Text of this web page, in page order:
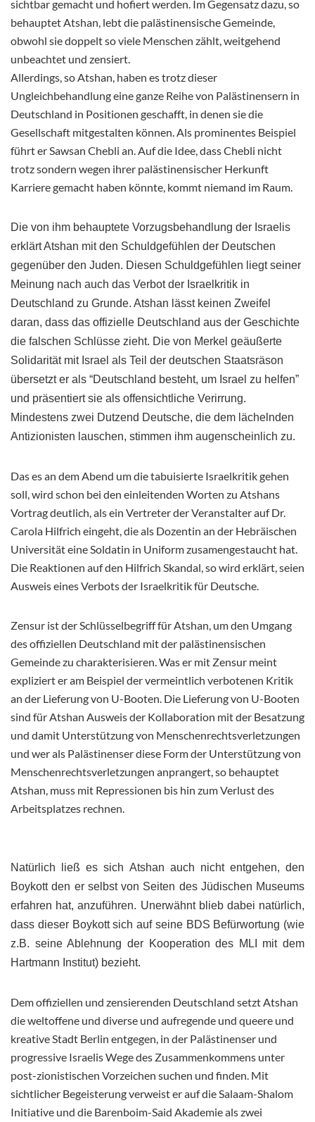
sichtbar gemacht und hofiert werden. Im Gegensatz dazu, so
behauptet Atshan, lebt die palästinensische Gemeinde,
obwohl sie doppelt so viele Menschen zählt, weitgehend
unbeachtet und zensiert.
Allerdings, so Atshan, haben es trotz dieser
Ungleichbehandlung eine ganze Reihe von Palästinensern in
Deutschland in Positionen geschafft, in denen sie die
Gesellschaft mitgestalten können. Als prominentes Beispiel
führt er Sawsan Chebli an. Auf die Idee, dass Chebli nicht
trotz sondern wegen ihrer palästinensischer Herkunft
Karriere gemacht haben könnte, kommt niemand im Raum.
Die von ihm behauptete Vorzugsbehandlung der Israelis
erklärt Atshan mit den Schuldgefühlen der Deutschen
gegenüber den Juden. Diesen Schuldgefühlen liegt seiner
Meinung nach auch das Verbot der Israelkritik in
Deutschland zu Grunde. Atshan lässt keinen Zweifel
daran, dass das offizielle Deutschland aus der Geschichte
die falschen Schlüsse zieht. Die von Merkel geäußerte
Solidarität mit Israel als Teil der deutschen Staatsräson
übersetzt er als “Deutschland besteht, um Israel zu helfen”
und präsentiert sie als offensichtliche Verirrung.
Mindestens zwei Dutzend Deutsche, die dem lächelnden
Antizionisten lauschen, stimmen ihm augenscheinlich zu.
Das es an dem Abend um die tabuisierte Israelkritik gehen
soll, wird schon bei den einleitenden Worten zu Atshans
Vortrag deutlich, als ein Vertreter der Veranstalter auf Dr.
Carola Hilfrich eingeht, die als Dozentin an der Hebräischen
Universität eine Soldatin in Uniform zusamengestaucht hat.
Die Reaktionen auf den Hilfrich Skandal, so wird erklärt, seien
Ausweis eines Verbots der Israelkritik für Deutsche.
Zensur ist der Schlüsselbegriff für Atshan, um den Umgang
des offiziellen Deutschland mit der palästinensischen
Gemeinde zu charakterisieren. Was er mit Zensur meint
expliziert er am Beispiel der vermeintlich verbotenen Kritik
an der Lieferung von U-Booten. Die Lieferung von U-Booten
sind für Atshan Ausweis der Kollaboration mit der Besatzung
und damit Unterstützung von Menschenrechtsverletzungen
und wer als Palästinenser diese Form der Unterstützung von
Menschenrechtsverletzungen anprangert, so behauptet
Atshan, muss mit Repressionen bis hin zum Verlust des
Arbeitsplatzes rechnen.
Natürlich ließ es sich Atshan auch nicht entgehen, den
Boykott den er selbst von Seiten des Jüdischen Museums
erfahren hat, anzuführen. Unerwähnt blieb dabei natürlich,
dass dieser Boykott sich auf seine BDS Befürwortung (wie
z.B. seine Ablehnung der Kooperation des MLI mit dem
Hartmann Institut) bezieht.
Dem offiziellen und zensierenden Deutschland setzt Atshan
die weltoffene und diverse und aufregende und queere und
kreative Stadt Berlin entgegen, in der Palästinenser und
progressive Israelis Wege des Zusammenkommens unter
post-zionistischen Vorzeichen suchen und finden. Mit
sichtlicher Begeisterung verweist er auf die Salaam-Shalom
Initiative und die Barenboim-Said Akademie als zwei